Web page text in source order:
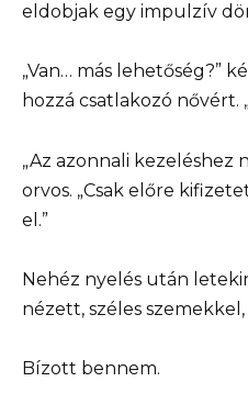
eldobjak egy impulzív
„Van… más lehetőség?”
hozzá csatlakozó nővért.
„Az azonnali kezeléshez
orvos. „Csak előre
el.”
Nehéz nyelés után
nézett, széles
Bízott bennem.